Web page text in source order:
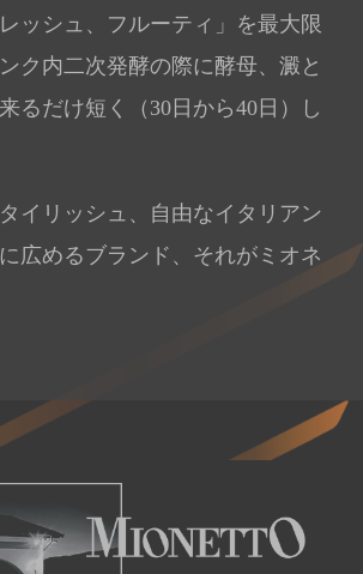
ッシュ、フルーティ」を最大限
ク内二次発酵の際に酵母、澱と
るだけ短く（30日から40日）し
イリッシュ、自由なイタリアン
広めるブランド、それがミオネ